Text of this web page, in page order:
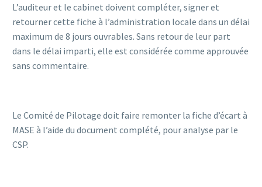
L’auditeur et le cabinet doivent compléter, signer et
retourner cette fiche à l’administration locale dans un délai
maximum de 8 jours ouvrables. Sans retour de leur part
dans le délai imparti, elle est considérée comme approuvée
sans commentaire.
Le Comité de Pilotage doit faire remonter la fiche d’écart à
MASE à l’aide du document complété, pour analyse par le
CSP.